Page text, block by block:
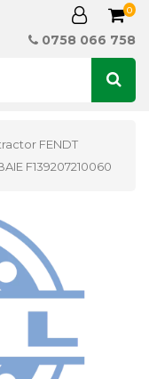
0
0758 066 758
FENDT
F139207210060